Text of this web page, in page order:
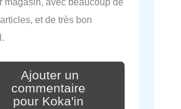
et de très bon
Ajouter un
commentaire
pour Koka'in